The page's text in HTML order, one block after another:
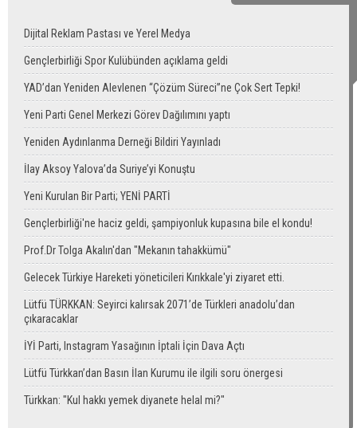
Dijital Reklam Pastası ve Yerel Medya
Gençlerbirliği Spor Kulübünden açıklama geldi
YAD’dan Yeniden Alevlenen “Çözüm Süreci”ne Çok Sert Tepki!
Yeni Parti Genel Merkezi Görev Dağılımını yaptı
Yeniden Aydınlanma Derneği Bildiri Yayınladı
İlay Aksoy Yalova’da Suriye’yi Konuştu
Yeni Kurulan Bir Parti; YENİ PARTİ
Gençlerbirliği'ne haciz geldi, şampiyonluk kupasına bile el kondu!
Prof.Dr Tolga Akalın'dan "Mekanın tahakkümü"
Gelecek Türkiye Hareketi yöneticileri Kırıkkale'yi ziyaret etti.
Lütfü TÜRKKAN: Seyirci kalırsak 2071’de Türkleri anadolu’dan
çıkaracaklar
İYİ Parti, Instagram Yasağının İptali İçin Dava Açtı
Lütfü Türkkan’dan Basın İlan Kurumu ile ilgili soru önergesi
Türkkan: "Kul hakkı yemek diyanete helal mi?"